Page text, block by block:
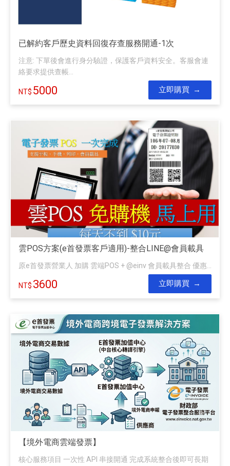
已解約客戶歷史資料回復存查服務開通-1次
注意: 下單後會進行身分驗證，保護客戶資料安全。客服會連
絡要求提供查帳...
5000 立即購買
雲POS方案(e首發票客戶適用)-整合LINE@會員載具
原e首發票營業人 加購 雲端POS + @einv 會員載具整合 優惠...
3600 立即購買
【境外電商雲端發票】
核心服務項目 一次性 API 串接開通 完成系統整合後即可長期